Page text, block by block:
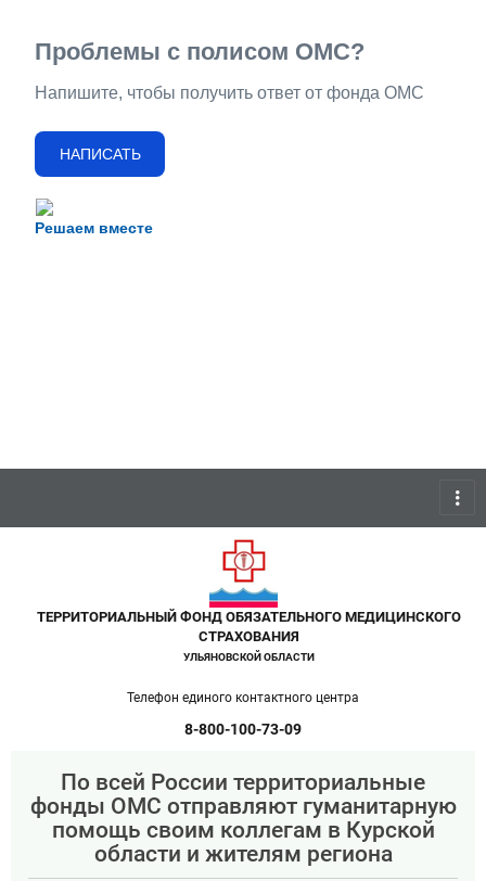
Решаем вместе
Проблемы с полисом ОМС?
Напишите, чтобы получить ответ от фонда ОМС
НАПИСАТЬ
more_vert
ТЕРРИТОРИАЛЬНЫЙ ФОНД ОБЯЗАТЕЛЬНОГО МЕДИЦИНСКОГО
СТРАХОВАНИЯ
УЛЬЯНОВСКОЙ ОБЛАСТИ
Телефон единого контактного центра
8-800-100-73-09
По всей России территориальные
фонды ОМС отправляют гуманитарную
помощь своим коллегам в Курской
области и жителям региона